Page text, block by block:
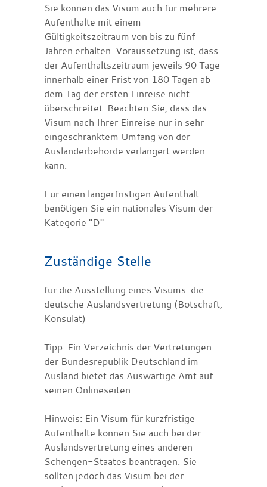
Sie können das Visum auch für mehrere
Aufenthalte mit einem
Gültigkeitszeitraum von bis zu fünf
Jahren erhalten. Voraussetzung ist, dass
der Aufenthaltszeitraum jeweils 90 Tage
innerhalb einer Frist von 180 Tagen ab
dem Tag der ersten Einreise nicht
überschreitet. Beachten Sie, dass das
Visum nach Ihrer Einreise nur in sehr
eingeschränktem Umfang von der
Ausländerbehörde verlängert werden
kann.
Für einen längerfristigen Aufenthalt
benötigen Sie ein nationales Visum der
Kategorie "D"
Zuständige Stelle
für die Ausstellung eines Visums: die
deutsche Auslandsvertretung (Botschaft,
Konsulat)
Tipp: Ein Verzeichnis der Vertretungen
der Bundesrepublik Deutschland im
Ausland bietet das Auswärtige Amt auf
seinen Onlineseiten.
Hinweis: Ein Visum für kurzfristige
Aufenthalte können Sie auch bei der
Auslandsvertretung eines anderen
Schengen-Staates beantragen. Sie
sollten jedoch das Visum bei der